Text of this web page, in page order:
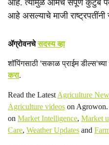
आहे. त्यामुळे आमचे संपूर्ण कुटुंब
आहे असल्याचे माजी राष्ट्रपतींनी
ॲग्रोवनचेसदस्य व्हा
शॉपिंगसाठी 'सकाळ प्राईम
करा.
Read the Latest Agriculture
Agriculture videos on Agrowon.
on Market Intelligence, Market
Care, Weather Updates and